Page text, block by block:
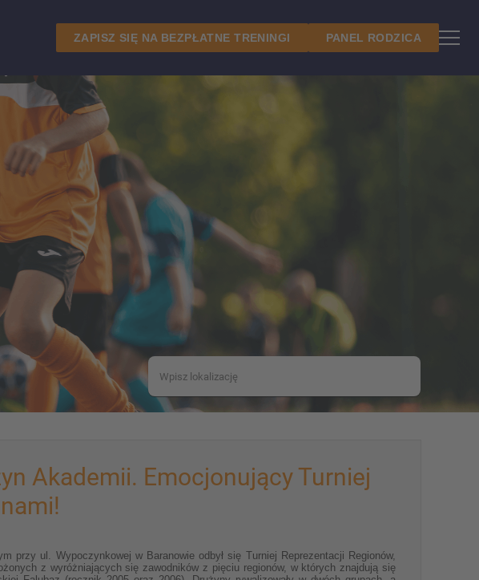
ZAPISZ SIĘ NA BEZPŁATNE TRENINGI PANEL RODZICA
Akademii. Emocjonujący Turniej
przy ul. Wypoczynkowej w Baranowie odbył się Turniej Reprezentacji Regionów,
z wyróżniających się zawodników z pięciu regionów, w których znajdują się